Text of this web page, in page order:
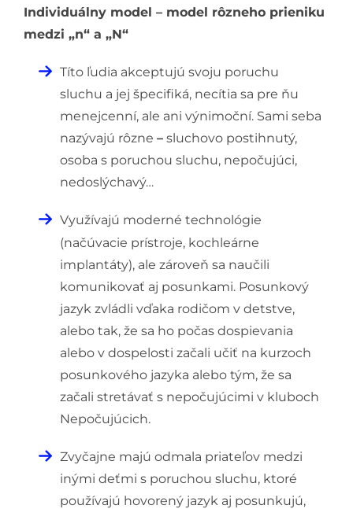
Individuálny model – model rôzneho prieniku
medzi „n“ a „N“
Títo ľudia akceptujú svoju poruchu
sluchu a jej špecifiká, necítia sa pre ňu
menejcenní, ale ani výnimoční. Sami seba
nazývajú rôzne– sluchovo postihnutý,
osoba s poruchou sluchu, nepočujúci,
nedoslýchavý…
Využívajú moderné technológie
(načúvacie prístroje, kochleárne
implantáty), ale zároveň sa naučili
komunikovať aj posunkami. Posunkový
jazyk zvládli vďaka rodičom v detstve,
alebo tak, že sa ho počas dospievania
alebo v dospelosti začali učiť na kurzoch
posunkového jazyka alebo tým, že sa
začali stretávať s nepočujúcimi v kluboch
Nepočujúcich.
Zvyčajne majú odmala priateľov medzi
inými deťmi s poruchou sluchu, ktoré
používajú hovorený jazyk aj posunkujú,